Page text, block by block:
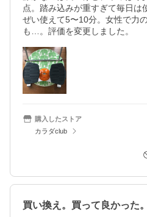
点。踏み込みが重すぎて毎日は
ぜい使えて5〜10分。女性で力
も…。評価を変更しました。
購入したストア
カラダclub
買い換え。買って良かった。